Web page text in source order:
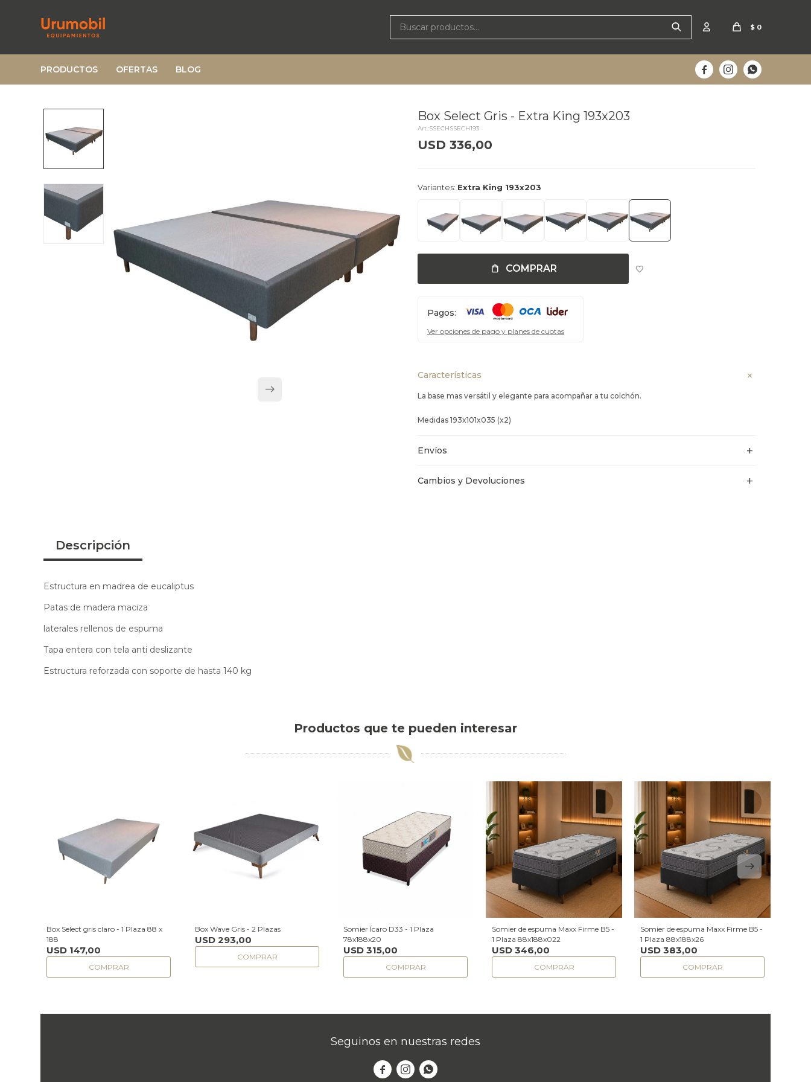
PRODUCTOS OFERTAS BLOG
$ 0
  
Box Select Gris - Extra King 193x203
SSECHSSECH193
USD 336,00
Variantes: Extra King 193x203
COMPRAR
Pagos:
Ver opciones de pago y planes de cuotas
Características
La base mas versátil y elegante para acompañar a tu colchón.
Medidas 193x101x035 (x2)
Envíos
Cambios y Devoluciones
Descripción
Estructura en madrea de eucaliptus
Patas de madera maciza
laterales rellenos de espuma
Tapa entera con tela anti deslizante
Estructura reforzada con soporte de hasta 140 kg
Productos que te pueden interesar
Box Select gris claro - 1 Plaza 88 x
188
USD 147,00
Box Wave Gris - 2 Plazas
USD 293,00
Somier Ícaro D33 - 1 Plaza
78x188x20
USD 315,00
Somier de espuma Maxx Firme B5 -
1 Plaza 88x188x022
USD 346,00
Somier de espuma Maxx Firme B5 -
1 Plaza 88x188x26
USD 383,00
Seguinos en nuestras redes
  